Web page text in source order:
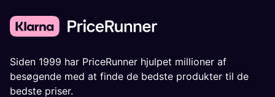
Siden 1999 har PriceRunner hjulpet millioner af
besøgende med at finde de bedste produkter til de
bedste priser.